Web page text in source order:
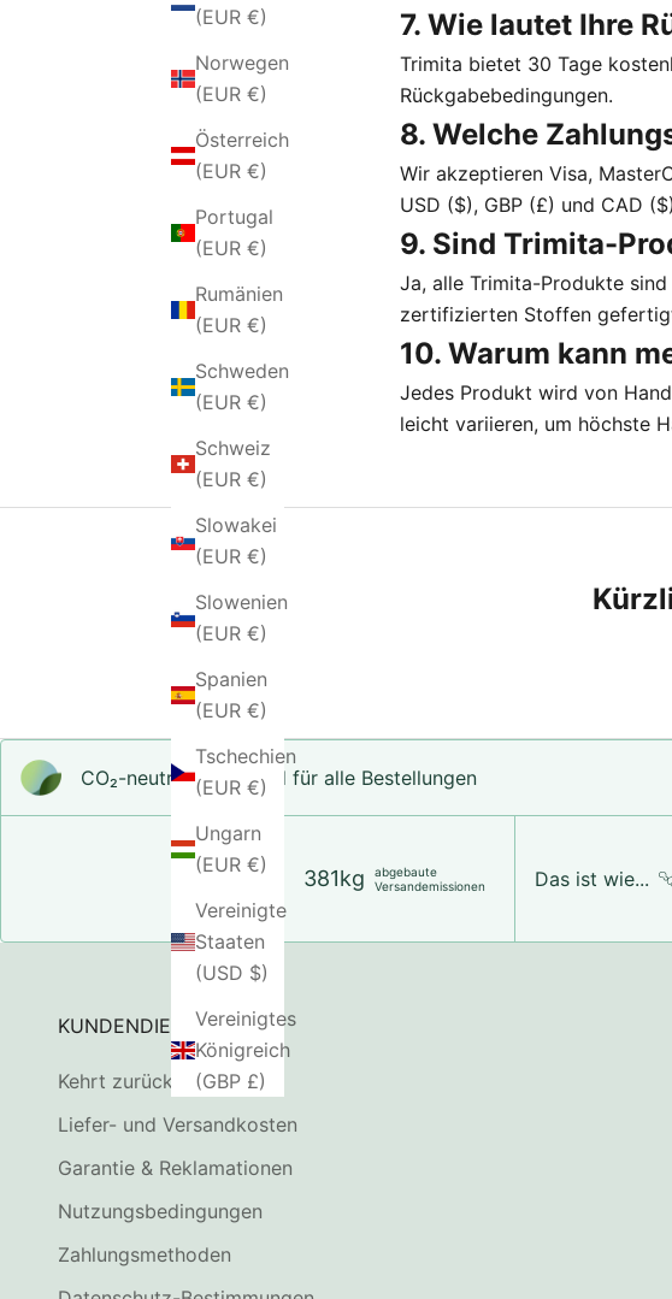
(EUR €)
Norwegen
(EUR €)
Österreich
(EUR €)
Portugal
(EUR €)
Rumänien
(EUR €)
Schweden
(EUR €)
Schweiz
(EUR €)
Slowakei
(EUR €)
Slowenien
(EUR €)
Spanien
(EUR €)
Tschechien
(EUR €)
Ungarn
(EUR €)
Vereinigte
Staaten
(USD $)
Vereinigtes
Königreich
(GBP £)
7. Wie lautet Ihre
Trimita bietet 30 Tage
Rückgabebedingungen.
8. Welche
Wir akzeptieren Visa,
USD ($), GBP (£) und CAD
9. Sind Trimita-
Ja, alle Trimita-Produkte
zertifizierten Stoffen
10. Warum kann
Jedes Produkt wird von
leicht variieren, um höchste
CO₂-neu­t­raler Versand für alle Bestellungen
381kg
abgebaute
Versandemissionen
Das ist wie...
KUNDENDIENST
Kehrt zurück
Liefer- und Versandkosten
Garantie & Reklamationen
Nutzungsbedingungen
Zahlungsmethoden